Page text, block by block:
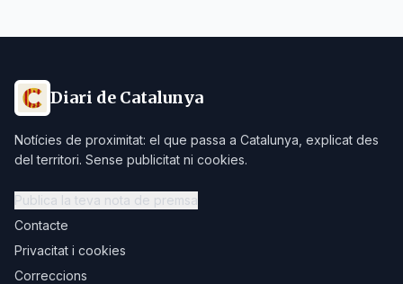
Diari de Catalunya
Notícies de proximitat: el que passa a Catalunya, explicat des
del territori. Sense publicitat ni cookies.
Publica la teva nota de premsa
Contacte
Privacitat i cookies
Correccions